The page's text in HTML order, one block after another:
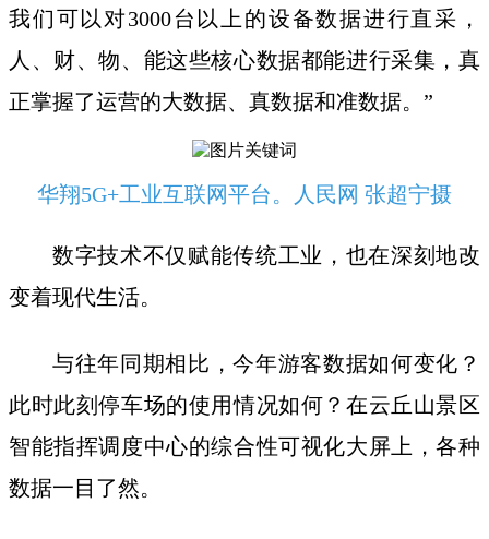
我们可以对3000台以上的设备数据进行直采，
人、财、物、能这些核心数据都能进行采集，真
正掌握了运营的大数据、真数据和准数据。”
华翔5G+工业互联网平台。人民网 张超宁摄
数字技术不仅赋能传统工业，也在深刻地改
变着现代生活。
与往年同期相比，今年游客数据如何变化？
此时此刻停车场的使用情况如何？在云丘山景区
智能指挥调度中心的综合性可视化大屏上，各种
数据一目了然。